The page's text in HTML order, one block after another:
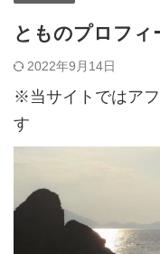
とものプロフィ
2022年9月14日
※当サイトではア
す